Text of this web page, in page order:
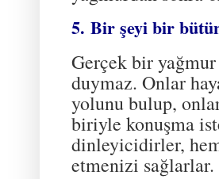
5. Bir şeyi bir
Gerçek bir
duymaz. Onlar
yolunu bulup,
biriyle konuşma
dinleyicidirler,
etmenizi sağlarlar.